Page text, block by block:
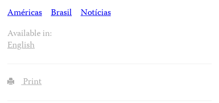
Américas
Brasil
Notícias
Available in:
English
Print